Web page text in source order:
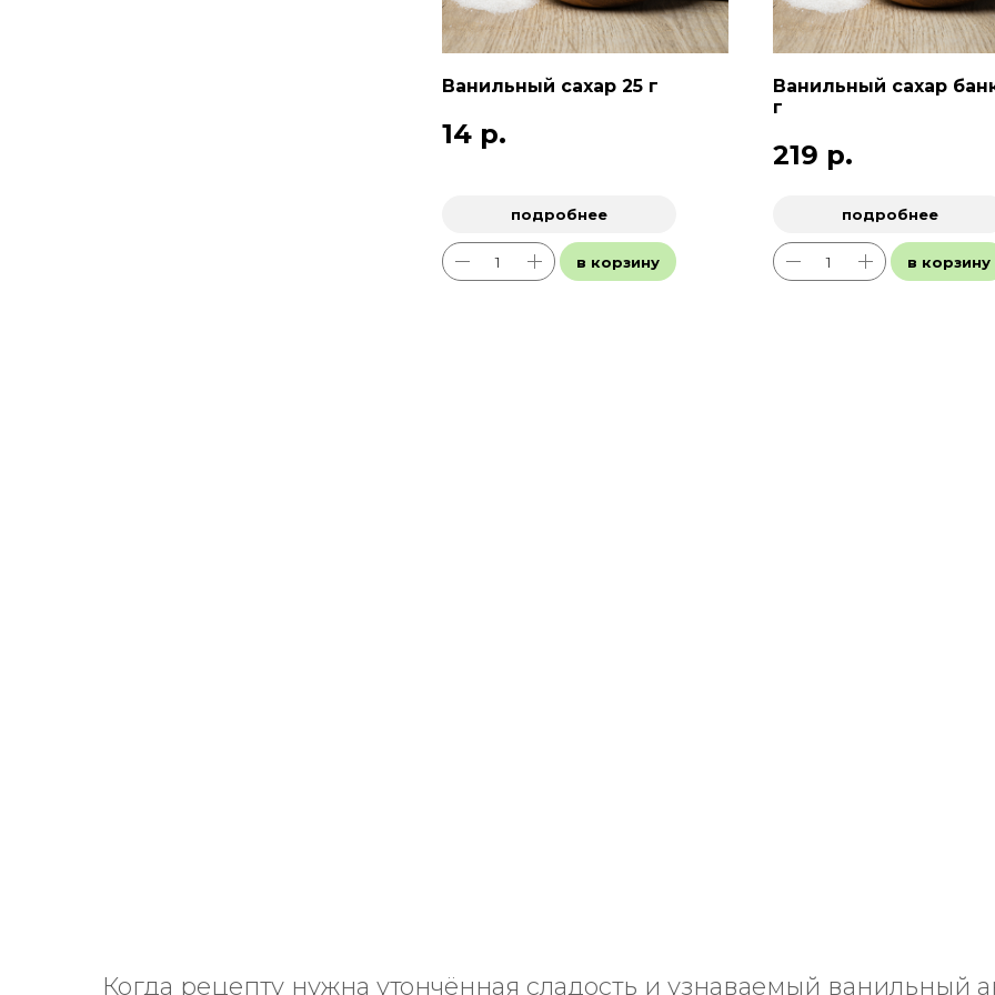
Ванильный сахар 25 г
14 р.
подробнее
в корзину
Ванильный сахар
г
219 р.
подробнее
в корзину
Когда рецепту нужна утончённая сладость и узнаваемый ванильный